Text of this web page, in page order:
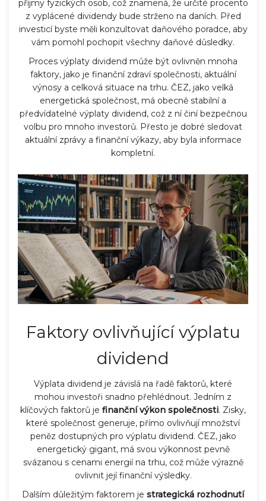
příjmy fyzických osob, což znamená, že určité procento
z vyplácené dividendy bude strženo na daních. Před
investicí byste měli konzultovat daňového poradce, aby
vám pomohl pochopit všechny daňové důsledky.
Proces výplaty dividend může být ovlivněn mnoha
faktory, jako je finanční zdraví společnosti, aktuální
výnosy a celková situace na trhu. ČEZ, jako velká
energetická společnost, má obecně stabilní a
předvídatelné výplaty dividend, což z ní činí bezpečnou
volbu pro mnoho investorů. Přesto je dobré sledovat
aktuální zprávy a finanční výkazy, aby byla informace
kompletní.
Faktory ovlivňující výplatu
dividend
Výplata dividend je závislá na řadě faktorů, které
mohou investoři snadno přehlédnout. Jedním z
klíčových faktorů je finanční výkon společnosti. Zisky,
které společnost generuje, přímo ovlivňují množství
peněz dostupných pro výplatu dividend. ČEZ, jako
energetický gigant, má svou výkonnost pevně
svázanou s cenami energií na trhu, což může výrazně
ovlivnit její finanční výsledky.
Dalším důležitým faktorem je strategická rozhodnutí